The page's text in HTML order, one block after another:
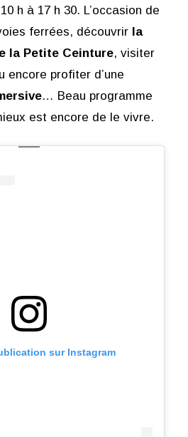
h à 17 h 30. L’occasion de
ferrées, découvrir la
la Petite Ceinture, visiter
encore profiter d’une
… Beau programme
est encore de le vivre.
sur Instagram